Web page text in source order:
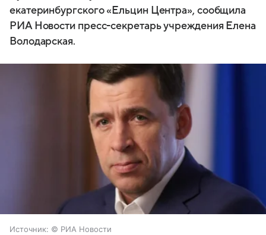
екатеринбургского «Ельцин Центра», сообщила
РИА Новости пресс-секретарь учреждения Елена
Володарская.
Источник: © РИА Новости